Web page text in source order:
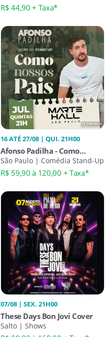
R$ 44,90 + Taxa*
16 ATÉ 27/08 | QUI. 21H00
Afonso Padilha - Como
Nossos Pais
São Paulo | Comédia Stand-Up
R$ 59,90 à 120,00 + Taxa*
07/08 | SEX. 21H00
These Days Bon Jovi Cover
Salto | Shows